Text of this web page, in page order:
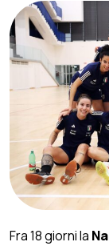
Fra 18 giorni la